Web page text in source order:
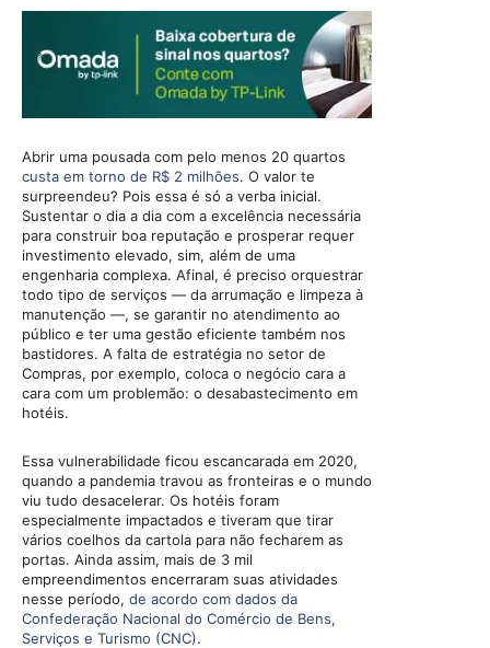
Abrir uma pousada com pelo menos 20 quartos
custa em torno de R$ 2 milhões. O valor te
surpreendeu? Pois essa é só a verba inicial.
Sustentar o dia a dia com a excelência necessária
para construir boa reputação e prosperar requer
investimento elevado, sim, além de uma
engenharia complexa. Afinal, é preciso orquestrar
todo tipo de serviços ­— da arrumação e limpeza à
manutenção —, se garantir no atendimento ao
público e ter uma gestão eficiente também nos
bastidores. A falta de estratégia no setor de
Compras, por exemplo, coloca o negócio cara a
cara com um problemão: o desabastecimento em
hotéis.
Essa vulnerabilidade ficou escancarada em 2020,
quando a pandemia travou as fronteiras e o mundo
viu tudo desacelerar. Os hotéis foram
especialmente impactados e tiveram que tirar
vários coelhos da cartola para não fecharem as
portas. Ainda assim, mais de 3 mil
empreendimentos encerraram suas atividades
nesse período, de acordo com dados da
Confederação Nacional do Comércio de Bens,
Serviços e Turismo (CNC).